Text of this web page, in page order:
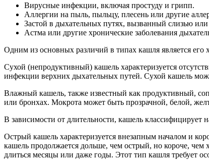
Вирусные инфекции, включая простуду и грипп.
Аллергии на пыль, пыльцу, плесень или другие
Застой в дыхательных путях, вызванный слизью
Астма или другие хронические заболевания
Одним из основных различий в типах кашля является
Сухой (непродуктивный) кашель характеризуется
инфекции верхних дыхательных путей. Сухой кашель
Влажный кашель, также известный как продуктивный,
или бронхах. Мокрота может быть прозрачной, белой,
В зависимости от длительности, кашель
Острый кашель характеризуется внезапным началом и
кашель продолжается дольше, чем острый, но короче,
длиться месяцы или даже годы. Этот тип кашля требует